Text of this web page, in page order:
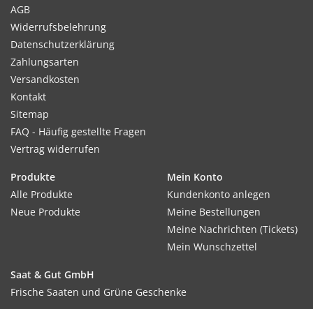
AGB
Widerrufsbelehrung
Datenschutzerklärung
Zahlungsarten
Versandkosten
Kontakt
Sitemap
FAQ - Häufig gestellte Fragen
Vertrag widerrufen
Produkte
Alle Produkte
Neue Produkte
Mein Konto
Kundenkonto anlegen
Meine Bestellungen
Meine Nachrichten (Tickets)
Mein Wunschzettel
Saat & Gut GmbH
Frische Saaten und Grüne Geschenke